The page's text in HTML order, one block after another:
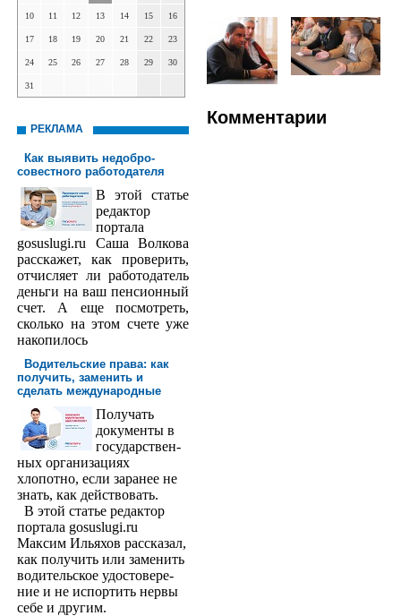
10 11 12 13 14 15 16
17 18 19 20 21 22 23
24 25 26 27 28 29 30
31
РЕКЛАМА
Как выявить недобро­
совестного работодателя
В этой статье
редактор
порта­ла
gosuslugi.ru Саша Волкова
расскажет, как проверить,
отчисляет ли работодатель
деньги на ваш пенсионный
счет. А еще посмотреть,
сколько на этом счете уже
накопилось
Водительские права: как
получить, заменить и
сделать международ­ные
Получать
доку­менты в
государствен­
ных организациях
хлопотно, если заранее не
знать, как действовать.
В этой статье редактор
портала gosuslugi.ru
Максим Ильяхов рассказал,
как получить или заменить
водительское удостовере­
ние и не испортить нервы
себе и другим.
Комментарии